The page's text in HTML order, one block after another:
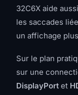
32C6X aide
les saccades
un affichage
Sur le plan
sur une
DisplayPort et